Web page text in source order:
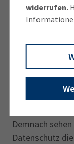
widerrufen.
Der Event
Evaluierung
Manfred Gößl
Rita Bottler
Verwaltung auf
Probleme
Demnach
Datenschutz